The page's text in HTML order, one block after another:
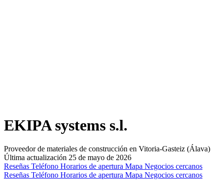
EKIPA systems s.l.
Proveedor de materiales de construcción en Vitoria-Gasteiz (Álava)
Última actualización 25 de mayo de 2026
Reseñas Teléfono Horarios de apertura Mapa Negocios cercanos
Reseñas Teléfono Horarios de apertura Mapa Negocios cercanos